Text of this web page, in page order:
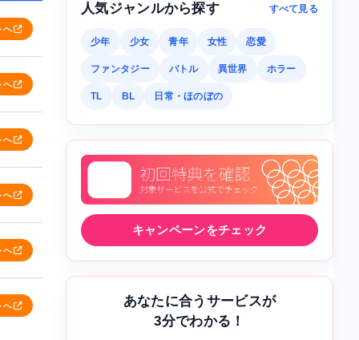
へ
へ
へ
へ
へ
へ
人気ジャンルから探す すべて見る
少年 少女 青年 女性 恋愛
ファンタジー バトル 異世界 ホラー
TL BL 日常・ほのぼの
キャンペーンをチェック
あなたに合うサービスが
3分でわかる！